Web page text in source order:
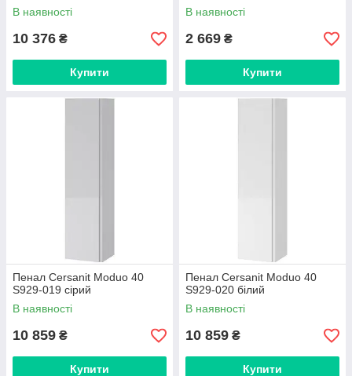
В наявності
10 376 ₴
Купити
В наявності
2 669 ₴
Купити
Пенал Cersanit Moduo 40
S929-019 сірий
В наявності
10 859 ₴
Купити
Пенал Cersanit Moduo 40
S929-020 білий
В наявності
10 859 ₴
Купити